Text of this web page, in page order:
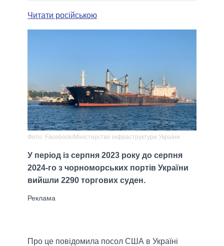
МЕРИ МІСТ
ПОРІВНЯННЯ ПОЛІТИКІВ
Читати російською
Фото: Facebook/Міністерство інфраструктури України
У період із серпня 2023 року до серпня
2024-го з чорноморських портів України
вийшли 2290 торгових суден.
Про це повідомила посол США в Україні